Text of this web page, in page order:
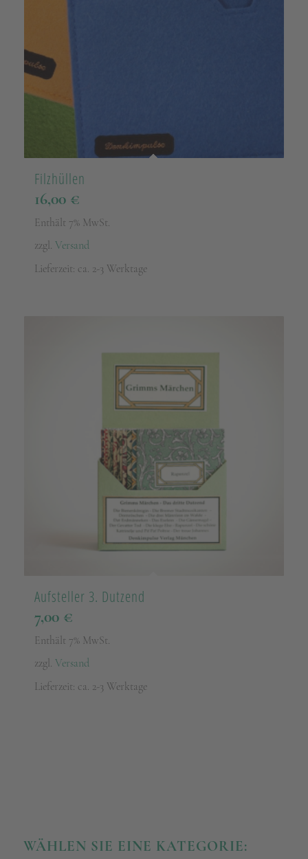
Filzhüllen
16,00 €
Enthält 7% MwSt.
zzgl. Versand
Lieferzeit: ca. 2-3 Werktage
Aufsteller 3. Dutzend
7,00 €
Enthält 7% MwSt.
zzgl. Versand
Lieferzeit: ca. 2-3 Werktage
WÄHLEN SIE EINE KATEGORIE: